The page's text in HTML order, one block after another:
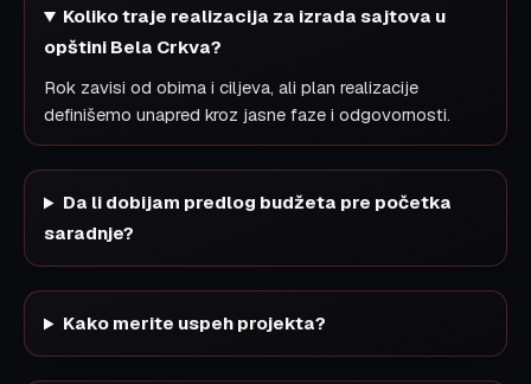
Koliko traje realizacija za izrada sajtova u
opštini Bela Crkva?
Rok zavisi od obima i ciljeva, ali plan realizacije
definišemo unapred kroz jasne faze i odgovornosti.
Da li dobijam predlog budžeta pre početka
saradnje?
Kako merite uspeh projekta?